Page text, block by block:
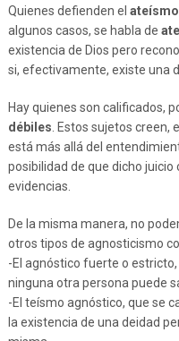
Quienes defienden el ateísmo
algunos casos, se habla de
existencia de Dios pero
si, efectivamente, existe una
Hay quienes son calificados,
débiles . Estos sujetos
está más allá del
posibilidad de que dicho
evidencias.
De la misma manera, no
otros tipos de agnosticismo
-El agnóstico fuerte o
ninguna otra persona puede
-El teísmo agnóstico, que se
la existencia de una deidad